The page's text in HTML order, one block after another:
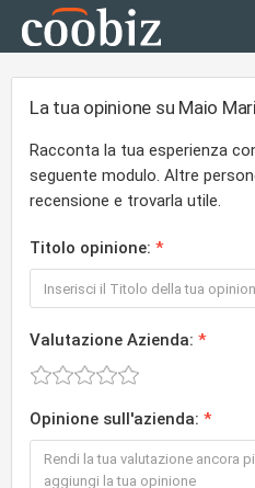
La tua opinione su Maio
Racconta la tua esperienza
seguente modulo. Altre
recensione e trovarla utile.
Titolo opinione:
Valutazione Azienda:
Opinione sull'azienda: